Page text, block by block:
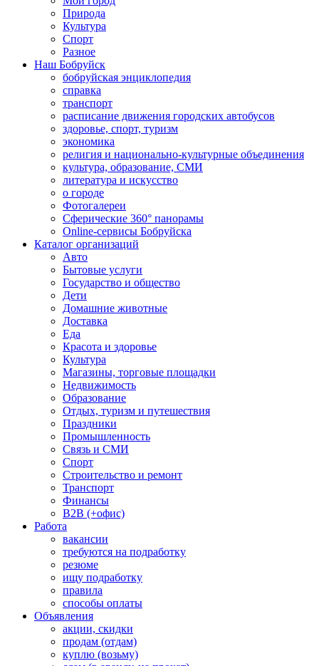
Природа
Культура
Спорт
Разное
Наш Бобруйск
бобруйская энциклопедия
справка
транспорт
расписание движения городских автобусов
здоровье, спорт, туризм
экономика
религия и национально-культурные объединения
культура, образование, СМИ
литература и искусство
о городе
Фотогалереи
Сферические 360° панорамы
Online-сервисы Бобруйска
Каталог организаций
Авто
Бытовые услуги
Государство и общество
Дети
Домашние животные
Доставка
Еда
Красота и здоровье
Культура
Магазины, торговые площадки
Недвижимость
Образование
Отдых, туризм и путешествия
Праздники
Промышленность
Связь и СМИ
Спорт
Строительство и ремонт
Транспорт
Финансы
B2B (+офис)
Работа
вакансии
требуются на подработку
резюме
ищу подработку
правила
способы оплаты
Объявления
акции, скидки
продам (отдам)
куплю (возьму)